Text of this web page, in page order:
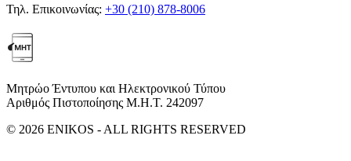
Τηλ. Επικοινωνίας: +30 (210) 878-8006
Μητρώο Έντυπου και Ηλεκτρονικού Τύπου
Αριθμός Πιστοποίησης Μ.Η.Τ. 242097
© 2026 ENIKOS - ALL RIGHTS RESERVED